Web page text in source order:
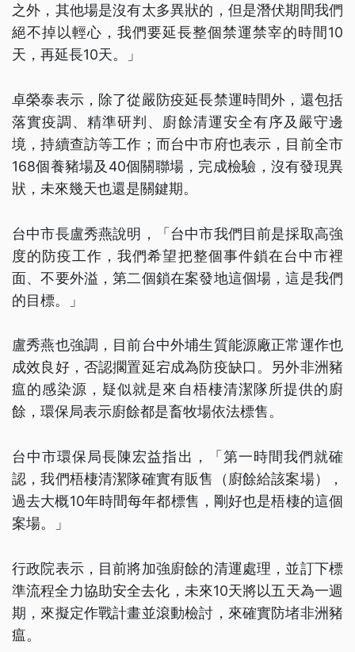
之外，其他場是沒有太多異狀的，但是潛伏期間我們
絕不掉以輕心，我們要延長整個禁運禁宰的時間10
天，再延長10天。」
卓榮泰表示，除了從嚴防疫延長禁運時間外，還包括
落實疫調、精準研判、廚餘清運安全有序及嚴守邊
境，持續查訪等工作；而台中市府也表示，目前全市
168個養豬場及40個關聯場，完成檢驗，沒有發現異
狀，未來幾天也還是關鍵期。
台中市長盧秀燕說明，「台中市我們目前是採取高強
度的防疫工作，我們希望把整個事件鎖在台中市裡
面、不要外溢，第二個鎖在案發地這個場，這是我們
的目標。」
盧秀燕也強調，目前台中外埔生質能源廠正常運作也
成效良好，否認擱置延宕成為防疫缺口。另外非洲豬
瘟的感染源，疑似就是來自梧棲清潔隊所提供的廚
餘，環保局表示廚餘都是畜牧場依法標售。
台中市環保局長陳宏益指出，「第一時間我們就確
認，我們梧棲清潔隊確實有販售（廚餘給該案場），
過去大概10年時間每年都標售，剛好也是梧棲的這個
案場。」
行政院表示，目前將加強廚餘的清運處理，並訂下標
準流程全力協助安全去化，未來10天將以五天為一週
期，來擬定作戰計畫並滾動檢討，來確實防堵非洲豬
瘟。